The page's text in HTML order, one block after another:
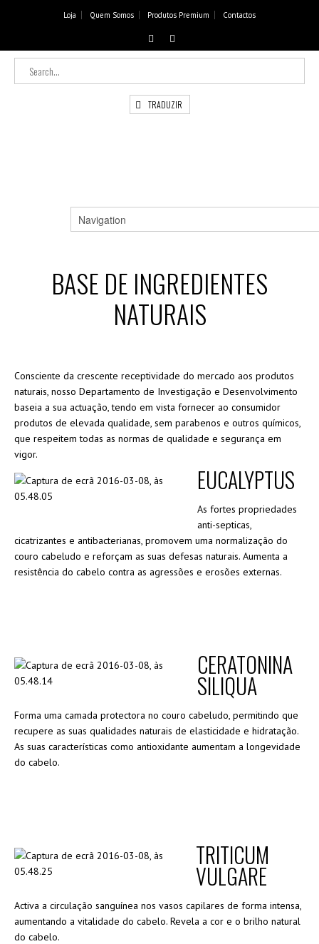
Loja Quem Somos Produtos Premium Contactos
TRADUZIR
BASE DE INGREDIENTES
NATURAIS
Consciente da crescente receptividade do mercado aos produtos
naturais, nosso Departamento de Investigação e Desenvolvimento
baseia a sua actuação, tendo em vista fornecer ao consumidor
produtos de elevada qualidade, sem parabenos e outros químicos,
que respeitem todas as normas de qualidade e segurança em
vigor.
EUCALYPTUS
As fortes propriedades
anti-septicas,
cicatrizantes e antibacterianas, promovem uma normalização do
couro cabeludo e reforçam as suas defesas naturais. Aumenta a
resistência do cabelo contra as agressões e erosões externas.
CERATONINA
SILIQUA
Forma uma camada protectora no couro cabeludo, permitindo que
recupere as suas qualidades naturais de elasticidade e hidratação.
As suas características como antioxidante aumentam a longevidade
do cabelo.
TRITICUM
VULGARE
Activa a circulação sanguínea nos vasos capilares de forma intensa,
aumentando a vitalidade do cabelo. Revela a cor e o brilho natural
do cabelo.